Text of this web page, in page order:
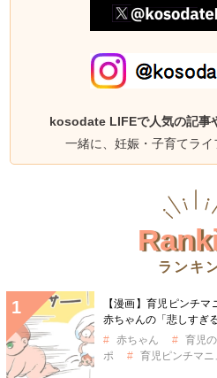
kosodate LIFEで人気の記事
一緒に、妊娠・子育てラ
ランキ
【漫画】育児ピンチ
赤ちゃんの「悲しすぎ
赤ちゃん
育児
ポ
育児ピンチマニ